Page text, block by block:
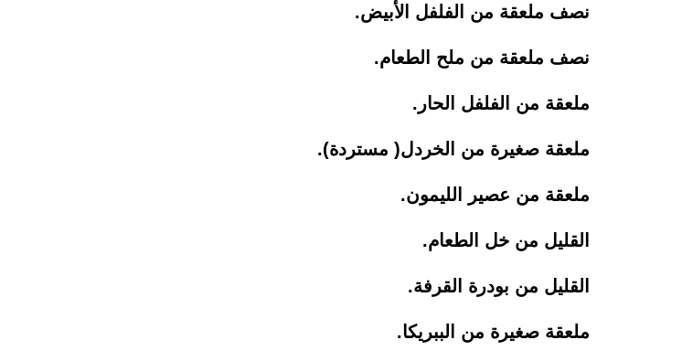
نصف ملعقة من الفلفل الأبيض.
نصف ملعقة من ملح الطعام.
ملعقة من الفلفل الحار.
ملعقة صغيرة من الخردل( مستردة).
ملعقة من عصير الليمون.
القليل من خل الطعام.
القليل من بودرة القرفة.
ملعقة صغيرة من الببريكا.